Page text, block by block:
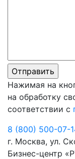
Нажимая на
на обработку
соответствии с
8 (800) 500-07-
г. Москва, ул.
Бизнес-центр